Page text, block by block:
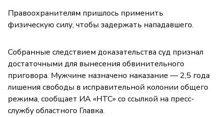
Правоохранителям пришлось применить
физическую силу, чтобы задержать нападавшего.
Собранные следствием доказательства суд признал
достаточными для вынесения обвинительного
приговора. Мужчине назначено наказание — 2,5 года
лишения свободы в исправительной колонии общего
режима, сообщает ИА «НТС» со ссылкой на пресс-
службу областного Главка.